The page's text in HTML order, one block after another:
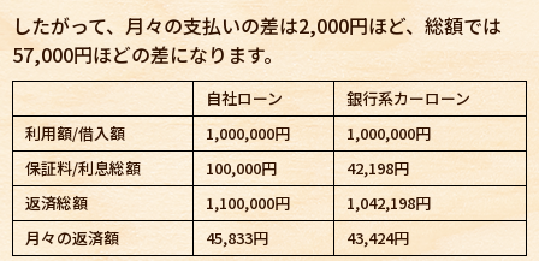
したがって、月々の支払いの差は2,000円ほど、総額では
57,000円ほどの差になります。
自社ローン
銀行系カーローン
利用額/借入額
1,000,000円
1,000,000円
保証料/利息総額
100,000円
42,198円
返済総額
1,100,000円
1,042,198円
月々の返済額
45,833円 43,424円